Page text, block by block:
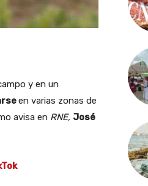
y en un
en varias zonas de
avisa en RNE, José